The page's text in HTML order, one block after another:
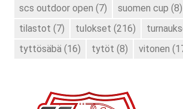
scs outdoor open (7) suomen cup (8)
tilastot (7) tulokset (216)
tyttösäbä (16) tytöt (8) vitonen